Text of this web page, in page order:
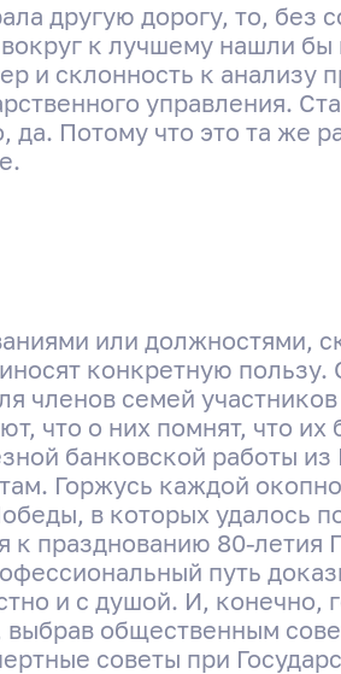
другую дорогу, то, без
к лучшему нашли
и склонность к анализу
управления.
да. Потому что это та же
или должностями,
конкретную
членов семей
что о них помнят, что
банковской работы
Горжусь каждой
в которых удалось
к празднованию 80-
путь
и с душой. И,
общественным
советы при